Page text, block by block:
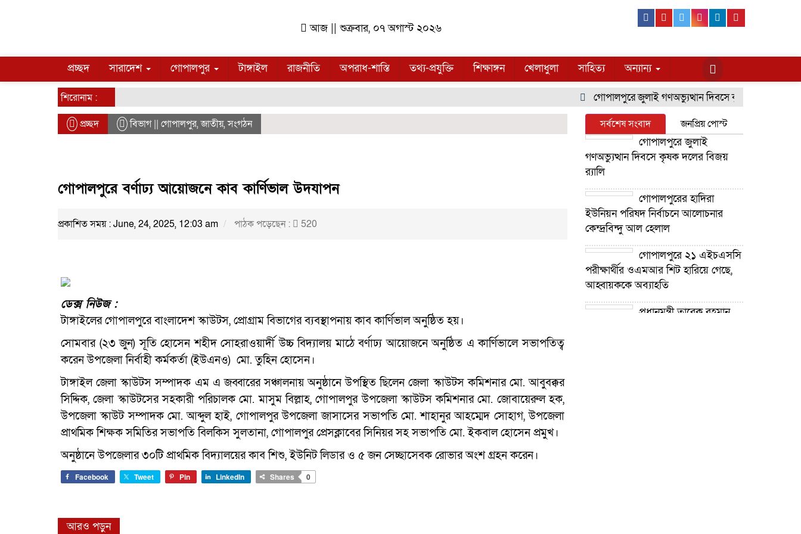
আজ || শুক্রবার, ০৭ অগাস্ট ২০২৬
Facebook
YoutubeTwitterInstagram
Linkedin
প্রচ্ছদ সারাদেশ গোপালপুর টাঙ্গাইল রাজনীতি অপরাধ-শাস্তি তথ্য-প্রযুক্তি শিক্ষাঙ্গন খেলাধুলা সাহিত্য অন্যান্য
শিরোনাম : গোপালপুরে জুলাই গণঅভ্যুত্থান দিবসে কৃষক দলের বিজয়
প্রচ্ছদ বিভাগ || গোপালপুর,জাতীয়,সংগঠন
গোপালপুরে বর্ণাঢ্য আয়োজনে কাব কার্ণিভাল উদযাপন
প্রকাশিত সময় : June, 24, 2025, 12:03 am পাঠক পড়েছেন : 520
ডেক্স নিউজ :
টাঙ্গাইলের গোপালপুরে বাংলাদেশ স্কাউটস, প্রোগ্রাম বিভাগের ব্যবস্থাপনায় কাব কার্ণিভাল অনুষ্ঠিত হয়।
সোমবার (২৩ জুন) সূতি হোসেন শহীদ সোহরাওয়ার্দী উচ্চ বিদ্যালয় মাঠে বর্ণাঢ্য আয়োজনে অনুষ্ঠিত এ কার্ণিভালে সভাপতিত্ব
করেন উপজেলা নির্বাহী কর্মকর্তা (ইউএনও) মো. তুহিন হোসেন।
টাঙ্গাইল জেলা স্কাউটস সম্পাদক এম এ জব্বারের সঞ্চালনায় অনুষ্ঠানে উপস্থিত ছিলেন জেলা স্কাউটস কমিশনার মো. আবুবক্কর
সিদ্দিক, জেলা স্কাউটসের সহকারী পরিচালক মো. মাসুম বিল্লাহ, গোপালপুর উপজেলা স্কাউটস কমিশনার মো. জোবায়েরুল হক,
উপজেলা স্কাউট সম্পাদক মো. আব্দুল হাই, গোপালপুর উপজেলা জাসাসের সভাপতি মো. শাহানুর আহম্মেদ সোহাগ, উপজেলা
প্রাথমিক শিক্ষক সমিতির সভাপতি বিলকিস সুলতানা, গোপালপুর প্রেসক্লাবের সিনিয়র সহ সভাপতি মো. ইকবাল হোসেন প্রমুখ।
অনুষ্ঠানে উপজেলার ৩০টি প্রাথমিক বিদ্যালয়ের কাব শিশু, ইউনিট লিডার ও ৫ জন সেচ্ছাসেবক রোভার অংশ গ্রহন করেন।
Facebook Tweet Pin LinkedIn Shares 0
আরও পড়ুন
সর্বশেষ সংবাদ জনপ্রিয় পোস্ট
গোপালপুরে জুলাই
গণঅভ্যুত্থান দিবসে কৃষক দলের বিজয়
র‍্যালি
গোপালপুরের হাদিরা
ইউনিয়ন পরিষদ নির্বাচনে আলোচনার
কেন্দ্রবিন্দু আল হেলাল
গোপালপুরে ২১ এইচএসসি
পরীক্ষার্থীর ওএমআর শিট হারিয়ে গেছে,
আহ্বায়ককে অব্যাহতি
প্রধানমন্ত্রী তারেক রহমান